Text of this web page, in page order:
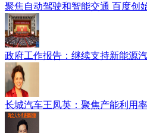
聚焦自动驾驶和智能交通 百度创
政府工作报告：继续支持新能源
长城汽车王凤英：聚焦产能利用